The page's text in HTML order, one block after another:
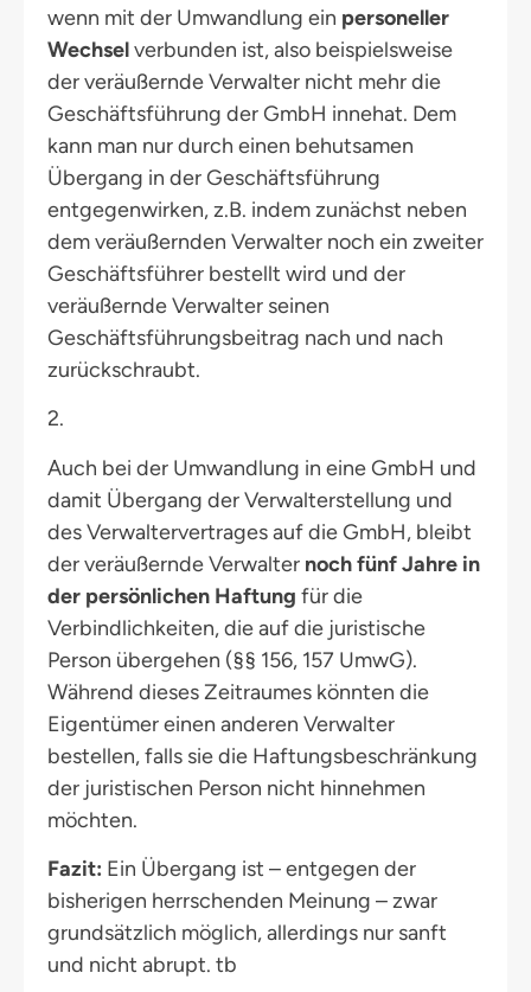
wenn mit der Umwandlung ein personeller
Wechselverbunden ist, also beispielsweise
der veräußernde Verwalter nicht mehr die
Geschäftsführung der GmbH innehat. Dem
kann man nur durch einen behutsamen
Übergang in der Geschäftsführung
entgegenwirken, z.B. indem zunächst neben
dem veräußernden Verwalter noch ein zweiter
Geschäftsführer bestellt wird und der
veräußernde Verwalter seinen
Geschäftsführungsbeitrag nach und nach
zurückschraubt.
2.
Auch bei der Umwandlung in eine GmbH und
damit Übergang der Verwalterstellung und
des Verwaltervertrages auf die GmbH, bleibt
der veräußernde Verwalter noch fünf Jahre in
der persönlichen Haftung für die
Verbindlichkeiten, die auf die juristische
Person übergehen (§§ 156, 157 UmwG).
Während dieses Zeitraumes könnten die
Eigentümer einen anderen Verwalter
bestellen, falls sie die Haftungsbeschränkung
der juristischen Person nicht hinnehmen
möchten.
Fazit: Ein Übergang ist – entgegen der
bisherigen herrschenden Meinung – zwar
grundsätzlich möglich, allerdings nur sanft
und nicht abrupt. tb